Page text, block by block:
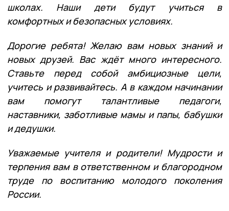
школах. Наши дети будут учиться в
комфортных и безопасных условиях.
Дорогие ребята! Желаю вам новых знаний и
новых друзей. Вас ждёт много интересного.
Ставьте перед собой амбициозные цели,
учитесь и развивайтесь. А в каждом начинании
вам помогут талантливые педагоги,
наставники, заботливые мамы и папы, бабушки
и дедушки.
Уважаемые учителя и родители! Мудрости и
терпения вам в ответственном и благородном
труде по воспитанию молодого поколения
России.